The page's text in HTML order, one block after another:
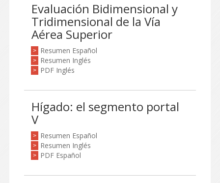
Evaluación Bidimensional y
Tridimensional de la Vía
Aérea Superior
> Resumen Español
> Resumen Inglés
> PDF Inglés
Hígado: el segmento portal
V
> Resumen Español
> Resumen Inglés
> PDF Español